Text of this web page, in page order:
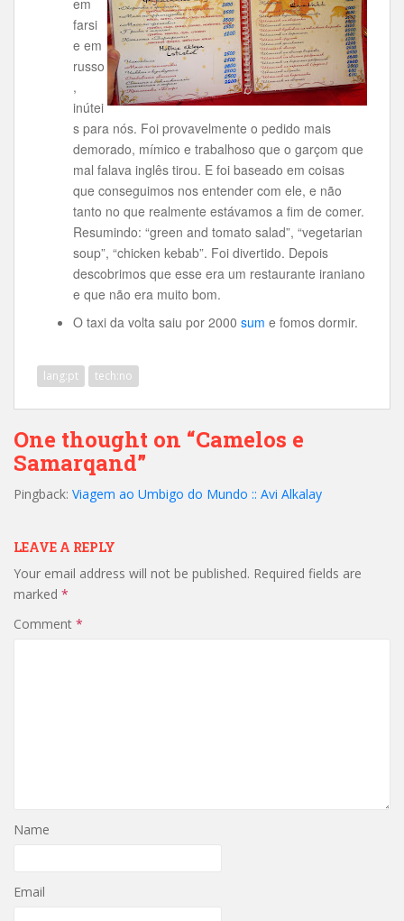
farsi
e em
russo
,
inútei
s para nós. Foi provavelmente o pedido mais
demorado, mímico e trabalhoso que o garçom que
mal falava inglês tirou. E foi baseado em coisas
que conseguimos nos entender com ele, e não
tanto no que realmente estávamos a fim de comer.
Resumindo: “green and tomato salad”, “vegetarian
soup”, “chicken kebab”. Foi divertido. Depois
descobrimos que esse era um restaurante iraniano
e que não era muito bom.
O taxi da volta saiu por 2000 sum e fomos dormir.
lang:pt tech:no
One thought on “Camelos e
Samarqand”
Pingback: Viagem ao Umbigo do Mundo :: Avi Alkalay
LEAVE A REPLY
Your email address will not be published. Required fields are
marked *
Comment *
Name
Email